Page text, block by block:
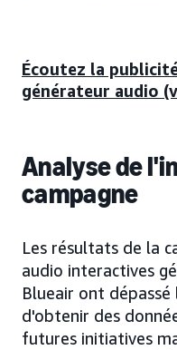
Écoutez la
générateur audio
Analyse de
campagne
Les résultats de la
audio interactives
Blueair ont
d'obtenir des
futures initiatives